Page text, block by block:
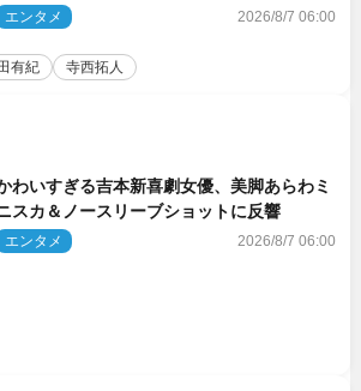
題
エンタメ 2026/8/7 06:00
有紀 寺西拓人
わいすぎる吉本新喜劇女優、美脚あらわミ
スカ＆ノースリーブショットに反響
エンタメ 2026/8/7 06:00